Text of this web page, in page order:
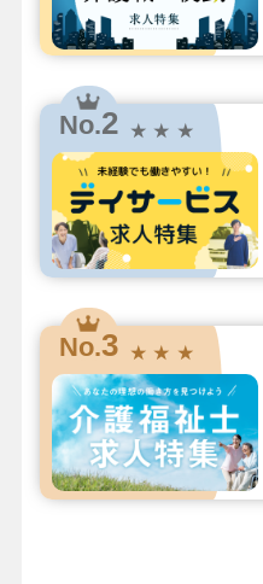
No.2 ★ ★ ★
No.3 ★ ★ ★